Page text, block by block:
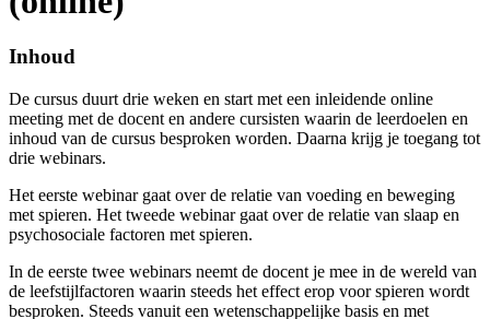
Inhoud
De cursus duurt drie weken en start met een inleidende online
meeting met de docent en andere cursisten waarin de leerdoelen en
inhoud van de cursus besproken worden. Daarna krijg je toegang tot
drie webinars.
Het eerste webinar gaat over de relatie van voeding en beweging
met spieren. Het tweede webinar gaat over de relatie van slaap en
psychosociale factoren met spieren.
In de eerste twee webinars neemt de docent je mee in de wereld van
de leefstijlfactoren waarin steeds het effect erop voor spieren wordt
besproken. Steeds vanuit een wetenschappelijke basis en met